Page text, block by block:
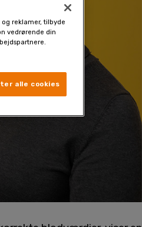
reklamer, tilbyde
vedrørende din
alle cookies